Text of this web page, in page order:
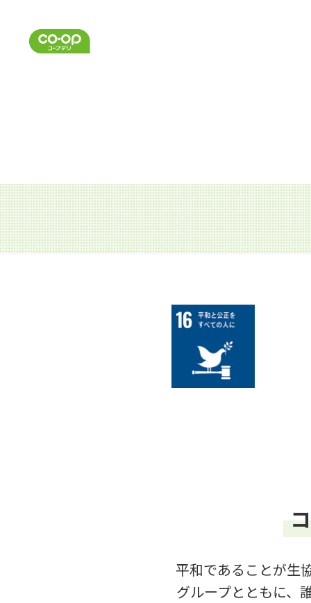
平和であることが生
グループとともに、